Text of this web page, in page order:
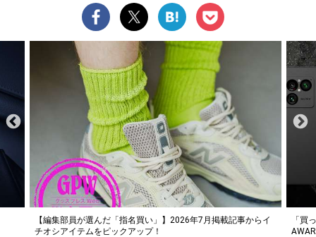
「買って損なし」の極上スマホ5選【GoodsPress 2026上半期
AWARD】
薄着